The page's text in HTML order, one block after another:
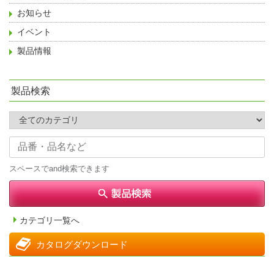
お知らせ
イベント
製品情報
製品検索
スペースでand検索できます
カテゴリ一覧へ
カタログダウンロード